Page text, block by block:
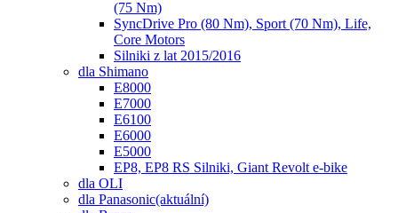
(75 Nm)
SyncDrive Pro (80 Nm), Sport (70 Nm), Life,
Core Motors
Silniki z lat 2015/2016
dla Shimano
E8000
E7000
E6100
E6000
E5000
EP8, EP8 RS Silniki, Giant Revolt e-bike
dla OLI
dla Panasonic(aktuální)